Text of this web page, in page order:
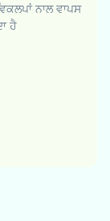
ਨਾਲ ਵਾਪਸ
ਹੈ